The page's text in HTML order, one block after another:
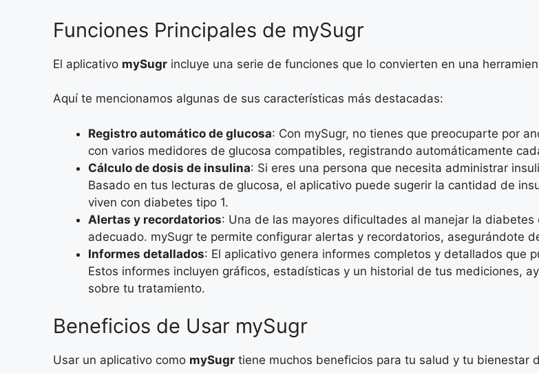
Funciones Principales de mySugr
El aplicativo mySugr incluye una serie de funciones que lo convierten en una
Aquí te mencionamos algunas de sus características más destacadas:
Registro automático de glucosa: Con mySugr, no tienes que preocuparte por
con varios medidores de glucosa compatibles, registrando automáticamente
Cálculo de dosis de insulina: Si eres una persona que necesita administrar
Basado en tus lecturas de glucosa, el aplicativo puede sugerir la cantidad de
viven con diabetes tipo 1.
Alertas y recordatorios: Una de las mayores dificultades al manejar la
adecuado. mySugr te permite configurar alertas y recordatorios, asegurándote
Informes detallados: El aplicativo genera informes completos y detallados que
Estos informes incluyen gráficos, estadísticas y un historial de tus mediciones,
sobre tu tratamiento.
Beneficios de Usar mySugr
Usar un aplicativo como mySugr tiene muchos beneficios para tu salud y tu bienestar